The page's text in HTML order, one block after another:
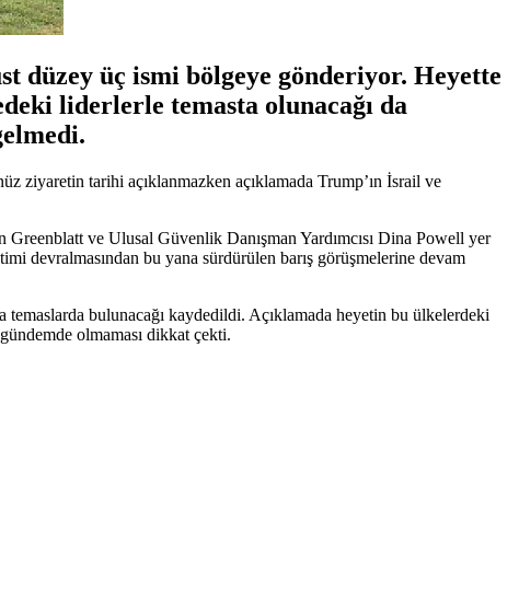
düzey üç ismi bölgeye gönderiyor. Heyette
liderlerle temasta olunacağı da
ziyaretin tarihi açıklanmazken açıklamada Trump’ın İsrail ve
Greenblatt ve Ulusal Güvenlik Danışman Yardımcısı Dina Powell yer
devralmasından bu yana sürdürülen barış görüşmelerine devam
bulunacağı kaydedildi. Açıklamada heyetin bu ülkelerdeki
olmaması dikkat çekti.